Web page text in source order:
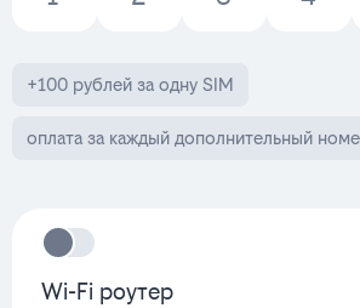
+100 рублей за одну SIM
оплата за каждый дополнительный
Wi-Fi роутер